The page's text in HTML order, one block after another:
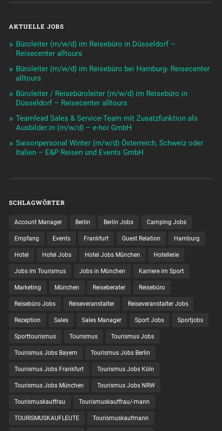
AKTUELLE JOBS
Büroleiter (m/w/d) im Reisebüro in Düsseldorf –
Reisecenter alltours
Büroleiter (m/w/d) im Reisebüro bei Hamburg- Reisecenter
alltours
Büroleiter / Reisebüroleiter (m/w/d) im Reisebüro in
Düsseldorf – Reisecenter alltours
Teamlead Sales & Service-Team mit Zusatzfunktion als
Ausbilder:in (m/w/d) – e-hoi GmbH
Saisonpersonal Winter (m/w/d) Österreich, Schweiz oder
Italien – E&P Reisen und Events GmbH
SCHLAGWÖRTER
Account Manager Berlin Berlin Jobs Camping Jobs
Empfang Events Frankfurt Guest Relation Hamburg
Hotel Hotel Jobs Hotel Jobs München Hotellerie
Jobs im Tourismus Jobs in München Karriere im Sport
Marketing München Reiseberater Reisebüro
Reisebüro Jobs Reiseveranstalter Reiseveranstalter Jobs
Rezeption Sales Sales Manager Sport Jobs Sportjobs
Sporttourismus Tourismus Tourismus Jobs
Tourismus Jobs Bayern Tourismus Jobs Berlin
Tourismus Jobs Frankfurt Tourismus Jobs Köln
Tourismus Jobs München Tourismus Jobs NRW
Tourismuskauffrau Tourismuskauffrau/-mann
TOURISMUSKAUFLEUTE Tourismuskaufmann